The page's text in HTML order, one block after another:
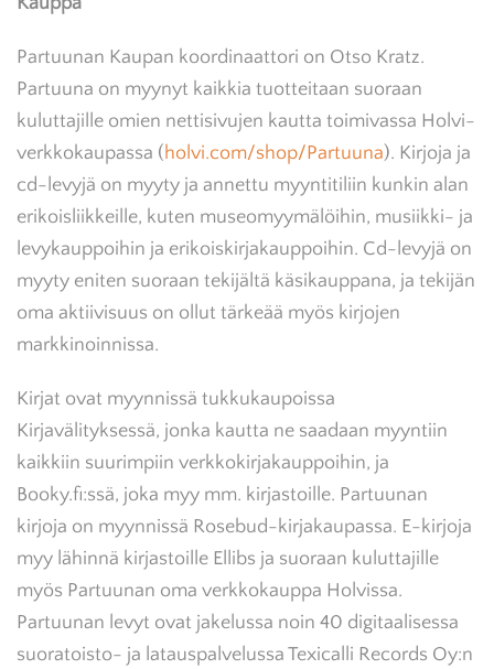
Partuunan Kaupan koordinaattori on Otso Kratz.
Partuuna on myynyt kaikkia tuotteitaan suoraan
kuluttajille omien nettisivujen kautta toimivassa Holvi-
verkkokaupassa (holvi.com/shop/Partuuna). Kirjoja ja
cd-levyjä on myyty ja annettu myyntitiliin kunkin alan
erikoisliikkeille, kuten museomyymälöihin, musiikki- ja
levykauppoihin ja erikoiskirjakauppoihin. Cd-levyjä on
myyty eniten suoraan tekijältä käsikauppana, ja tekijän
oma aktiivisuus on ollut tärkeää myös kirjojen
markkinoinnissa.
Kirjat ovat myynnissä tukkukaupoissa
Kirjavälityksessä, jonka kautta ne saadaan myyntiin
kaikkiin suurimpiin verkkokirjakauppoihin, ja
Booky.fi:ssä, joka myy mm. kirjastoille. Partuunan
kirjoja on myynnissä Rosebud-kirjakaupassa. E-kirjoja
myy lähinnä kirjastoille Ellibs ja suoraan kuluttajille
myös Partuunan oma verkkokauppa Holvissa.
Partuunan levyt ovat jakelussa noin 40 digitaalisessa
suoratoisto- ja latauspalvelussa Texicalli Records Oy:n